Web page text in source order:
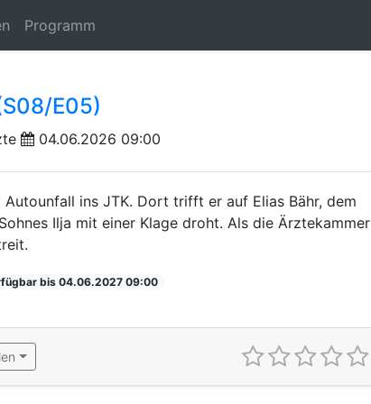
Programm
E05)
04.06.2026 09:00
ins JTK. Dort trifft er auf Elias Bähr, dem
Ilja mit einer Klage droht. Als die Ärztekammer
bis 04.06.2027 09:00